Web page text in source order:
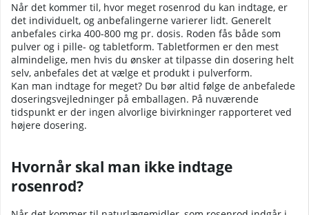
Når det kommer til, hvor meget rosenrod du kan indtage, er
det individuelt, og anbefalingerne varierer lidt. Generelt
anbefales cirka 400-800 mg pr. dosis. Roden fås både som
pulver og i pille- og tabletform. Tabletformen er den mest
almindelige, men hvis du ønsker at tilpasse din dosering helt
selv, anbefales det at vælge et produkt i pulverform.
Kan man indtage for meget? Du bør altid følge de anbefalede
doseringsvejledninger på emballagen. På nuværende
tidspunkt er der ingen alvorlige bivirkninger rapporteret ved
højere dosering.
Hvornår skal man ikke indtage
rosenrod?